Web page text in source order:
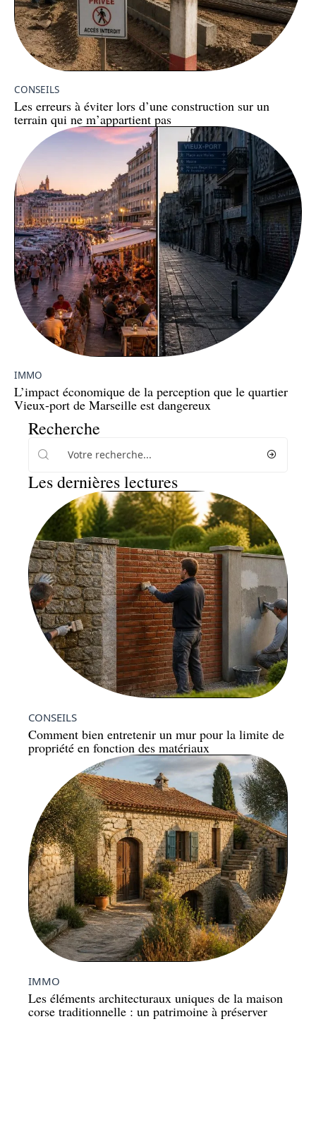
CONSEILS
Les erreurs à éviter lors d’une construction sur un
terrain qui ne m’appartient pas
IMMO
L’impact économique de la perception que le quartier
Vieux-port de Marseille est dangereux
Recherche
Les dernières lectures
CONSEILS
Comment bien entretenir un mur pour la limite de
propriété en fonction des matériaux
IMMO
Les éléments architecturaux uniques de la maison
corse traditionnelle : un patrimoine à préserver